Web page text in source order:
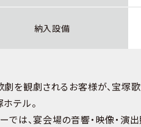
納入設備
劇を観劇されるお客様が、宝塚
テル。
では、宴会場の音響・映像・演